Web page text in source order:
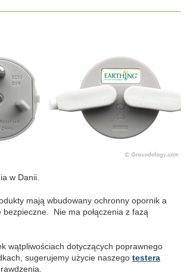
w Danii.
mają wbudowany ochronny opornik a
bezpieczne. Nie ma połączenia z fazą
wątpliwościach dotyczących poprawnego
sugerujemy użycie naszego testera